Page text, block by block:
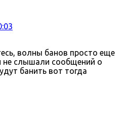
волны банов просто еще
не слышали сообщений о
банить вот тогда